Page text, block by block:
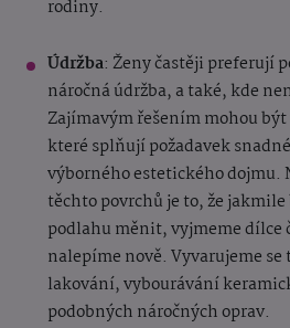
rodiny.
Údržba: Ženy častěji preferují
náročná údržba, a také, kde
Zajímavým řešením mohou
které splňují požadavek
výborného estetického dojmu.
těchto povrchů je to, že
podlahu měnit, vyjmeme dílce
nalepíme nově. Vyvarujeme
lakování, vybourávání
podobných náročných oprav.